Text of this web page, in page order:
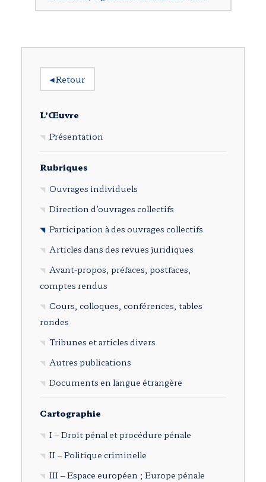
◂Retour
L’Œuvre
Présentation
Rubriques
Ouvrages individuels
Direction d’ouvrages collectifs
Participation à des ouvrages collectifs
Articles dans des revues juridiques
Avant-propos, préfaces, postfaces,
comptes rendus
Cours, colloques, conférences, tables
rondes
Tribunes et articles divers
Autres publications
Documents en langue étrangère
Cartographie
I – Droit pénal et procédure pénale
II – Politique criminelle
III – Espace européen ; Europe pénale